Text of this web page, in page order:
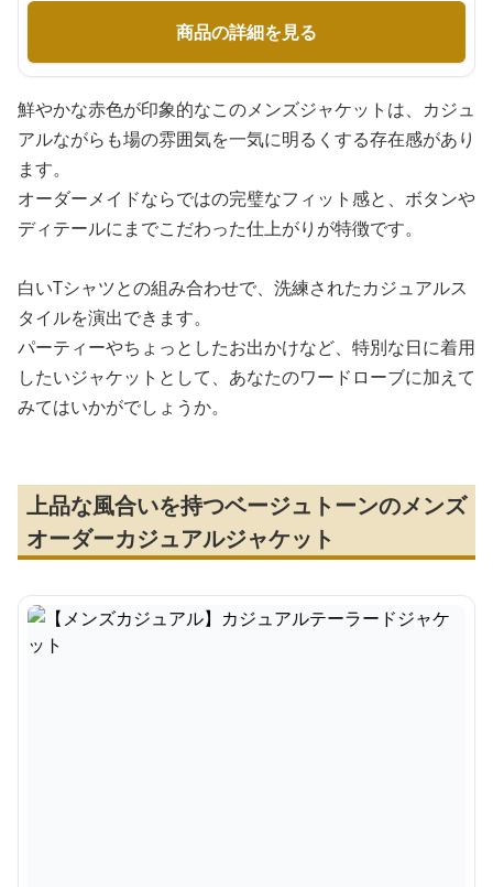
商品の詳細を見る
鮮やかな赤色が印象的なこのメンズジャケットは、カジュ
アルながらも場の雰囲気を一気に明るくする存在感があり
ます。
オーダーメイドならではの完璧なフィット感と、ボタンや
ディテールにまでこだわった仕上がりが特徴です。
白いTシャツとの組み合わせで、洗練されたカジュアルス
タイルを演出できます。
パーティーやちょっとしたお出かけなど、特別な日に着用
したいジャケットとして、あなたのワードローブに加えて
みてはいかがでしょうか。
上品な風合いを持つベージュトーンのメンズ
オーダーカジュアルジャケット